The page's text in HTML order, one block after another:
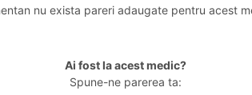
nu exista pareri adaugate pentru acest
Ai fost la acest medic?
Spune-ne parerea ta: